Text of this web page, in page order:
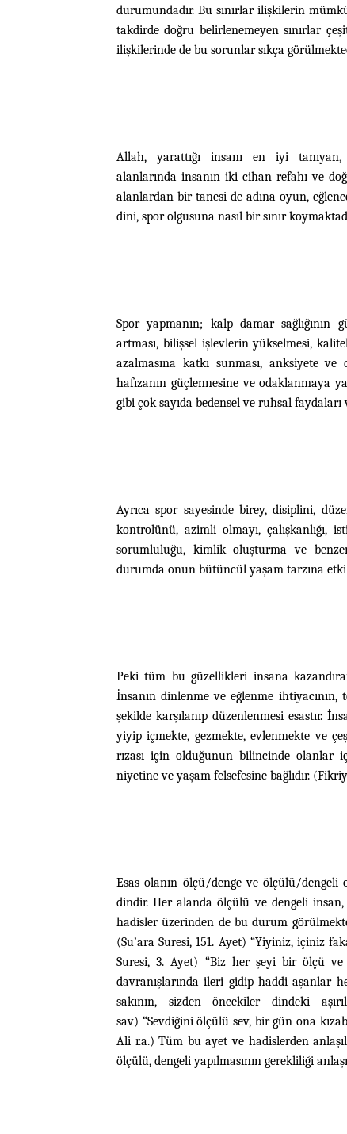
durumundadır. Bu sınırlar ilişkilerin
takdirde doğru belirlenemeyen sınırlar
ilişkilerinde de bu sorunlar sıkça
Allah, yarattığı insanı en iyi tanıyan,
alanlarında insanın iki cihan refahı ve
alanlardan bir tanesi de adına oyun,
dini, spor olgusuna nasıl bir sınır
Spor yapmanın; kalp damar sağlığının
artması, bilişsel işlevlerin yükselmesi,
azalmasına katkı sunması, anksiyete
hafızanın güçlennesine ve odaklanmaya
gibi çok sayıda bedensel ve ruhsal
Ayrıca spor sayesinde birey, disiplini,
kontrolünü, azimli olmayı, çalışkanlığı,
sorumluluğu, kimlik oluşturma ve
durumda onun bütüncül yaşam tarzına
Peki tüm bu güzellikleri insana
İnsanın dinlenme ve eğlenme
şekilde karşılanıp düzenlenmesi esastır.
yiyip içmekte, gezmekte, evlenmekte ve
rızası için olduğunun bilincinde olanlar
niyetine ve yaşam felsefesine bağlıdır.
Esas olanın ölçü/denge ve ölçülü/
dindir. Her alanda ölçülü ve dengeli
hadisler üzerinden de bu durum
(Şu’ara Suresi, 151. Ayet) “Yiyiniz, içiniz
Suresi, 3. Ayet) “Biz her şeyi bir ölçü ve
davranışlarında ileri gidip haddi aşanlar
sakının, sizden öncekiler dindeki
sav) “Sevdiğini ölçülü sev, bir gün ona
Ali r.a.) Tüm bu ayet ve hadislerden
ölçülü, dengeli yapılmasının gerekliliği